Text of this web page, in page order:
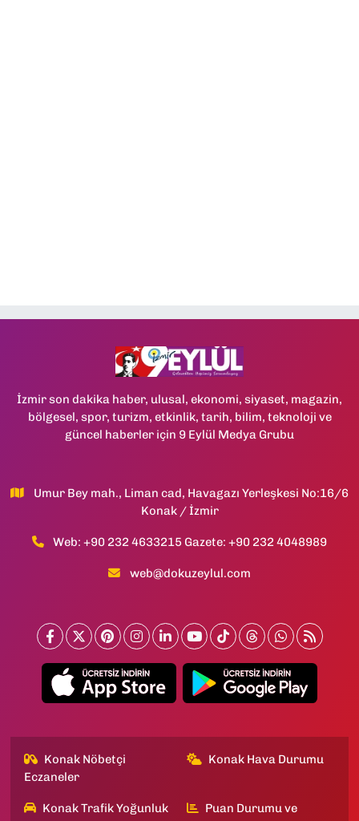
İzmir son dakika haber, ulusal, ekonomi, siyaset, magazin,
bölgesel, spor, turizm, etkinlik, tarih, bilim, teknoloji ve
güncel haberler için 9 Eylül Medya Grubu
Umur Bey mah., Liman cad, Havagazı Yerleşkesi No:16/6
Konak / İzmir
Web: +90 232 4633215 Gazete: +90 232 4048989
web@dokuzeylul.com
Konak Nöbetçi
Eczaneler
Konak Hava Durumu
Konak Trafik Yoğunluk
Puan Durumu ve